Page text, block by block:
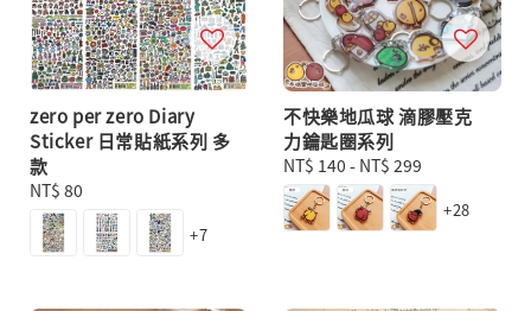
zero per zero Diary
Sticker 日常貼紙系列 多
款
Regular
price
NT$ 80
+7
不快樂地瓜球 滴膠壓克
力鑰匙圈系列
Regular
price
NT$ 140 - NT$ 299
+28